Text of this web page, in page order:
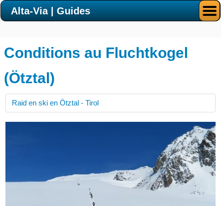
Conditions au Fluchtkogel
(Ötztal)
Raid en ski en Ötztal - Tirol
Alta-Via | Guides